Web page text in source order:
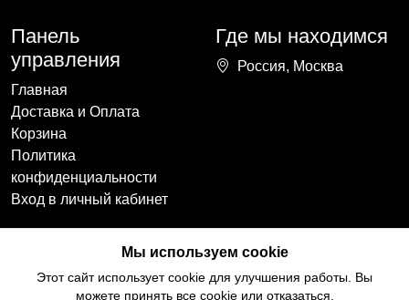
Панель
управления
Главная
Доставка и Оплата
Корзина
Политика
конфиденциальности
Вход в личный кабинет
Где мы находимся
Россия, Москва
Наши контакты
ccozy@yandex.ru
Мы в социальных
сетях
Мы используем cookie
Этот сайт использует cookie для улучшения работы. Вы
можете принять все cookie или отказаться.